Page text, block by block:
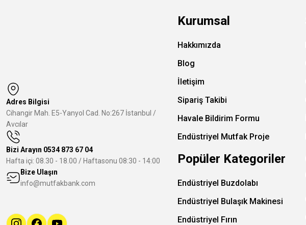
Adres Bilgisi
Cihangir Mah. E5-Yanyol Cad. No:267 İstanbul /
Avcılar
Bizi Arayın 0534 873 67 04
Hafta içi: 08.30 - 18.00 / Haftasonu 08:30 - 14:00
Bize Ulaşın
info@mutfakbank.com
Kurumsal
Hakkımızda
Blog
İletişim
Sipariş Takibi
Havale Bildirim Formu
Endüstriyel Mutfak Proje
Popüler Kategoriler
Endüstriyel Buzdolabı
Endüstriyel Bulaşık Makinesi
Endüstriyel Fırın